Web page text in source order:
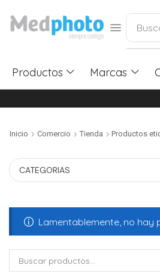
Productos Marcas
Inicio Comercio Tienda Productos
CATEGORIAS
Lamentablemente, no hay